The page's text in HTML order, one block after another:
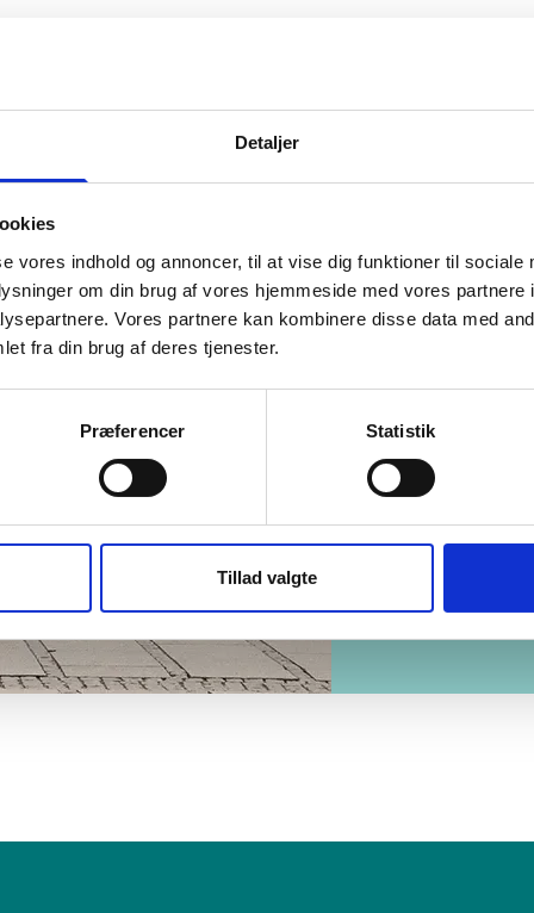
Detaljer
vores indhold og annoncer, til at vise dig funktioner til sociale
om din brug af vores hjemmeside med vores partnere
Vores partnere kan kombinere disse data med
fra din brug af deres tjenester.
Præferencer Statistik
Tillad valgte
Find